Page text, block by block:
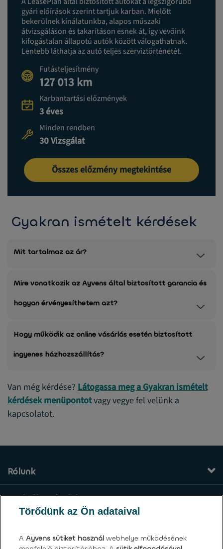
gyári előírások szerint tartjuk karban. Mielőtt
bekerülnek kínálatunkba, alapos műszaki
átvizsgáláson és takarításon esnek át, így vevőink
kifogástalan állapotú autók között válogathatnak.
Lentebb láthatja az autó teljes szerviztörténetét.
Futásteljesítmény
127 013 km
Karbantartási előzmények
3 éves
Minden rendben
30 Vizsgálat
Összes előzmény megtekintése
Gyakran ismételt kérdések
Mit tartalmaz az ár?
Mire vonatkozik az Ayvens által biztosított garancia és
hogyan érvényesíthetem azt?
Hogy működik az online vásárlás esetén biztosított
ingyenes házhozszállítás?
Van még kérdése? Látogassa meg a Gyakran ismételt
kérdések menüpontotvagy vegye fel velünk a
kapcsolatot.
Rólunk
Szolgáltatásaink
Törődünk az Ön adataival
AAyvens sütiket használ webhelye működésének